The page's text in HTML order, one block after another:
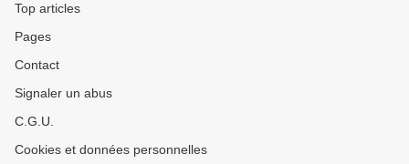
Top articles
Pages
Contact
Signaler un abus
C.G.U.
Cookies et données personnelles